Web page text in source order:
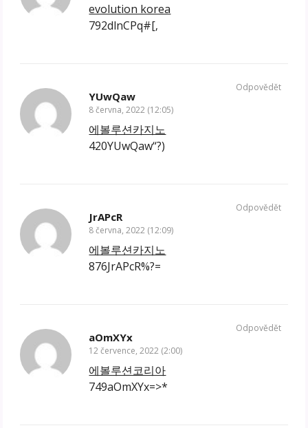
evolution korea
792dlnCPq#[‚
YUwQaw
8 června, 2022 (12:05)
에볼루션카지노
420YUwQaw“?)
Odpovědět
JrAPcR
8 června, 2022 (12:09)
에볼루션카지노
876JrAPcR%?=
Odpovědět
aOmXYx
12 července, 2022 (2:00)
에볼루션코리아
749aOmXYx=>*
Odpovědět